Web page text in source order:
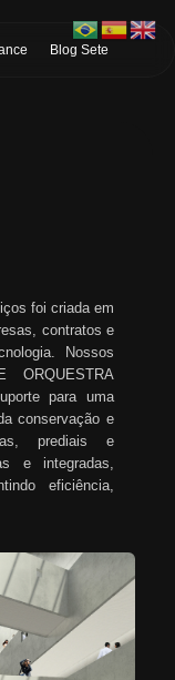
Blog Sete
foi criada em
contratos e
Nossos
ORQUESTRA
para uma
conservação e
prediais e
e integradas,
eficiência,